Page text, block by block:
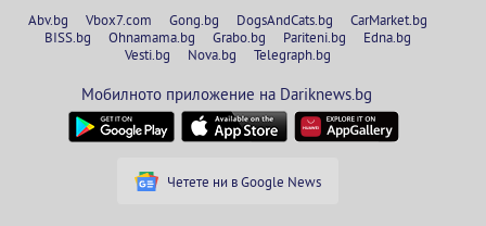
Abv.bg Vbox7.com Gong.bg DogsAndCats.bg
CarMarket.bg
BISS.bg
Ohnamama.bg Grabo.bg Pariteni.bg
Edna.bg
Vesti.bg
Nova.bg Telegraph.bg
Мобилното приложение на Dariknews.bg
Четете ни в Google News